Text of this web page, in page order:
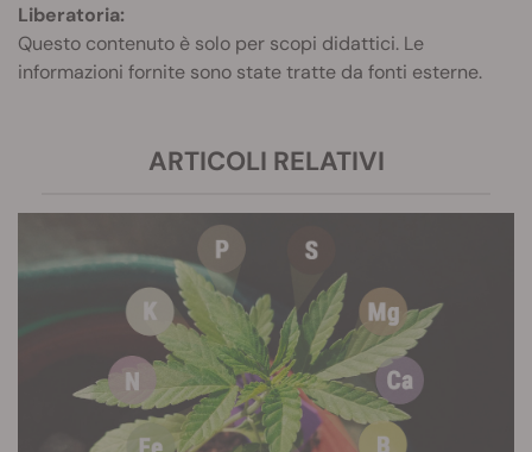
Liberatoria:
Questo contenuto è solo per scopi didattici. Le
informazioni fornite sono state tratte da fonti esterne.
ARTICOLI RELATIVI